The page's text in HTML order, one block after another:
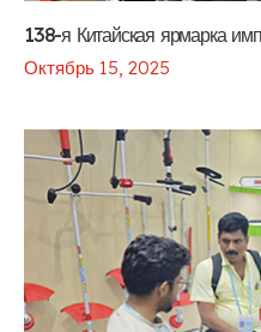
138-я Китайская ярмарка
Октябрь 15, 2025